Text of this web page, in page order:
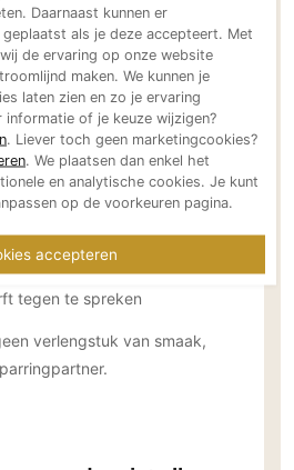
is een
én tegenspraak
ontstaat wanneer:
voor discussie
tegen te spreken
verlengstuk van smaak,
Daarnaast kunnen er
als je deze accepteert. Met
de ervaring op onze website
maken. We kunnen je
laten zien en zo je ervaring
informatie of je keuze wijzigen?
. Liever toch geen marketingcookies?
. We plaatsen dan enkel het
en analytische cookies. Je kunt
op de voorkeuren pagina.
accepteren